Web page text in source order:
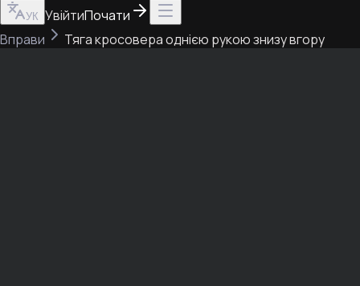
УК УвійтиПочати
Вправи
Тяга кросовера однією рукою знизу вгору